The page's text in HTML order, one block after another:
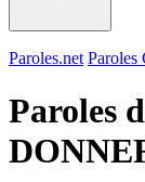
Paroles.net Paroles
Paroles